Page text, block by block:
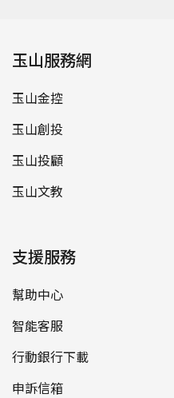
玉山服務網
玉山金控
玉山創投
玉山投顧
玉山文教
支援服務
幫助中心
智能客服
行動銀行下載
申訴信箱